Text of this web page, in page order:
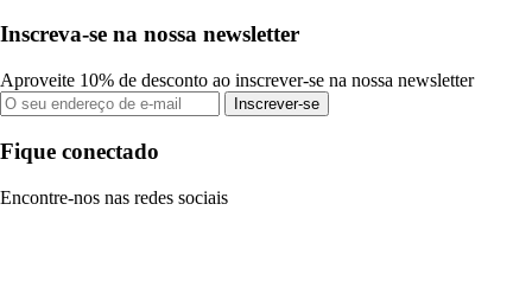
Inscreva-se na nossa newsletter
Aproveite 10% de desconto ao inscrever-se na nossa newsletter
Inscrever-se
Fique conectado
Encontre-nos nas redes sociais